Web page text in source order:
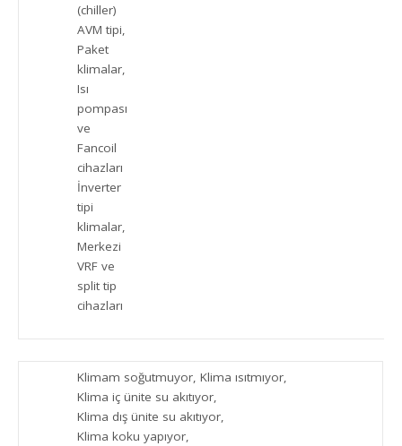
(chiller)
AVM tipi,
Paket
klimalar,
Isı
pompası
ve
Fancoil
cihazları
İnverter
tipi
klimalar,
Merkezi
VRF ve
split tip
cihazları
Klimam soğutmuyor, Klima ısıtmıyor,
Klima iç ünite su akıtıyor,
Klima dış ünite su akıtıyor,
Klima koku yapıyor,